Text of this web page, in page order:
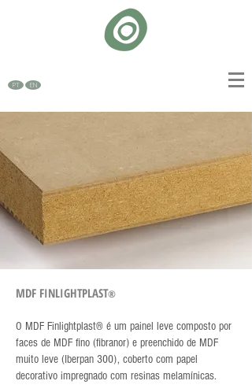
PT EN
MDF FINLIGHTPLAST®
O MDF Finlightplast® é um painel leve composto por
faces de MDF fino (fibranor) e preenchido de MDF
muito leve (Iberpan 300), coberto com papel
decorativo impregnado com resinas melamínicas.